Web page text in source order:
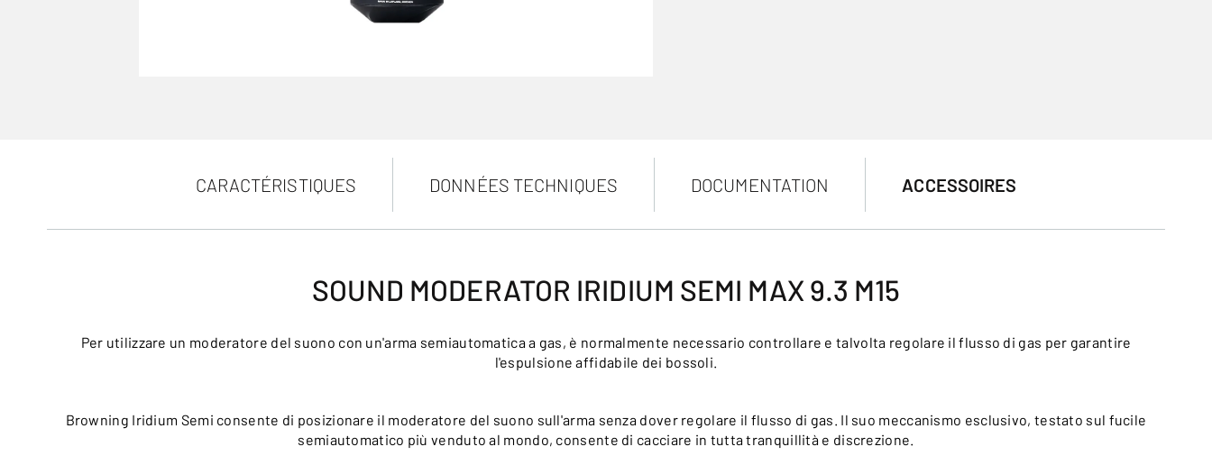
CARACTÉRISTIQUES DONNÉES TECHNIQUES DOCUMENTATION ACCESSOIRES
SOUND MODERATOR IRIDIUM SEMI MAX 9.3 M15
Per utilizzare un moderatore del suono con un'arma semiautomatica a gas, è normalmente necessario controllare e talvolta regolare il flusso di gas per garantire
l'espulsione affidabile dei bossoli.
Browning Iridium Semi consente di posizionare il moderatore del suono sull'arma senza dover regolare il flusso di gas. Il suo meccanismo esclusivo, testato sul fucile
semiautomatico più venduto al mondo, consente di cacciare in tutta tranquillità e discrezione.